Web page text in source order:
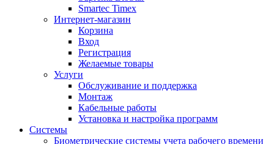
Smartec Timex
Интернет-магазин
Корзина
Вход
Регистрация
Желаемые товары
Услуги
Обслуживание и поддержка
Монтаж
Кабельные работы
Установка и настройка программ
Системы
Биометрические системы учета рабочего времени